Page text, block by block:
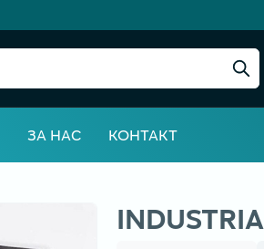
ЗА НАС КОНТАКТ